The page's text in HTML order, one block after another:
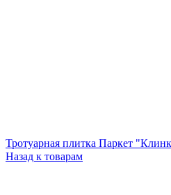
Тротуарная плитка Паркет
Назад к товарам